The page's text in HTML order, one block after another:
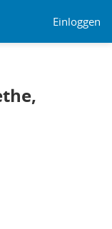
Einloggen